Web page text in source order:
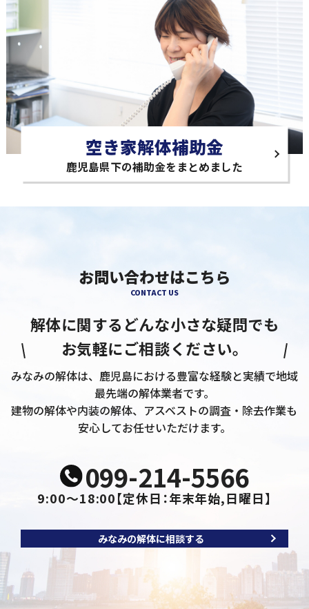
空き家解体補助金
鹿児島県下の補助金をまとめました
お問い合わせはこちら
CONTACT US
解体に関するどんな小さな疑問でも
お気軽にご相談ください。
みなみの解体は、鹿児島における豊富な経験と実績で地域
最先端の解体業者です。
建物の解体や内装の解体、アスベストの調査・除去作業も
安心してお任せいただけます。
099-214-5566
9:00～18:00【定休日：年末年始,日曜日】
みなみの解体に相談する